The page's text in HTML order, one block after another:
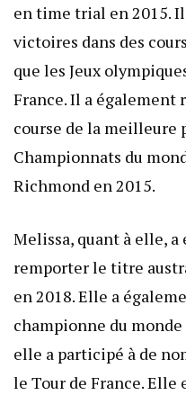
en time trial en 2015.
victoires dans des
que les Jeux
France. Il a également
course de la meilleure
Championnats du
Richmond en 2015.
Melissa, quant à elle,
remporter le titre
en 2018. Elle a
championne du
elle a participé à de
le Tour de France. Elle